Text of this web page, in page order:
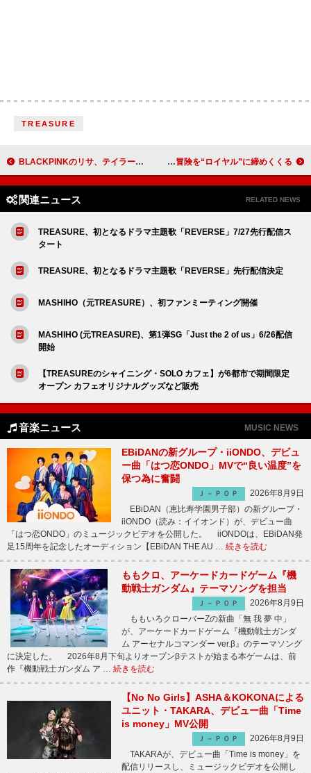
TREASURE
BLACKPINKのリサ、テイラー・スウィフトの3時間に及ぶライブを絶賛「たくさん練習を重ねれば私にもできるかも」 スヌープ・ドッグ、英国王室が選手に贈るメッセージ映像に出演し【パリ・オリンピック】の冒険を“ロイヤル”に締めくくる
関連ニュース RELATED NEWS
TREASURE、初となるドラマ主題歌「REVERSE」7/27先行配信ス
タート
TREASURE、初となるドラマ主題歌「REVERSE」先行配信決定
MASHIHO（元TREASURE）、初ファンミーティング開催
MASHIHO (元TREASURE)、第1弾SG「Just the 2 of us」6/26配信
開始
【TREASUREのシャイニング・SOLO カフェ】が6都市で期間限定
オープン カフェオリジナルグッズなど販売
音楽ニュース MUSIC NEWS
EBiDANの新グループ・iiONDO、デビュ
ー曲「はつ恋ONDO」MVで“良い温度”を
保つ為に奮闘
Ｊ－ＰＯＰ
2026年8月9日
EBiDAN（恵比寿学園男子部）の新グループ・
iiONDO（読み：イイオンド）が、デビュー曲
「はつ恋ONDO」のミュージックビデオを公開した。 iiONDOは、EBiDAN発
足15周年を記念したオーディション【EBiDAN THE AU … 続きを読む
ももクロ、アーケードカードゲーム『機
動戦士ガンダム』テーマソングを担当
Ｊ－ＰＯＰ
2026年8月9日
ももいろクローバーZの新曲「無 我 夢 中」
が、アーケードカードゲーム『機動戦士ガンダ
ム アーセナルコマンダー ver.β』のテーマソング
に決定した。 2026年8月下旬よりオープンβテストが始まる本ゲームは、前
作『機動戦士ガンダム ア … 続きを読む
【No No Girls】ASHA＆KOKONAによる
ユニット・TAKARA、デビュー曲「Time
is money」MV公開
Ｊ－ＰＯＰ
2026年8月9日
TAKARAが、デビュー曲「Time is money」を
配信リリースし、ミュージックビデオを公開し